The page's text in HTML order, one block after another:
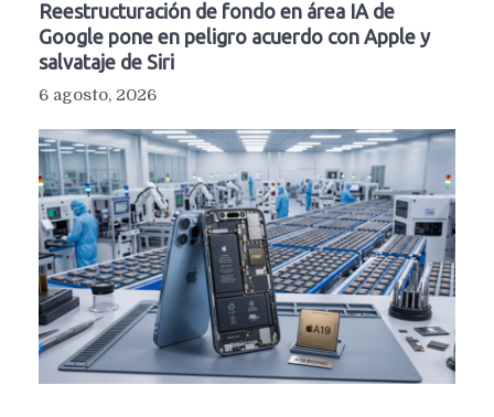
Reestructuración de fondo en área IA de
Google pone en peligro acuerdo con Apple y
salvataje de Siri
6 agosto, 2026